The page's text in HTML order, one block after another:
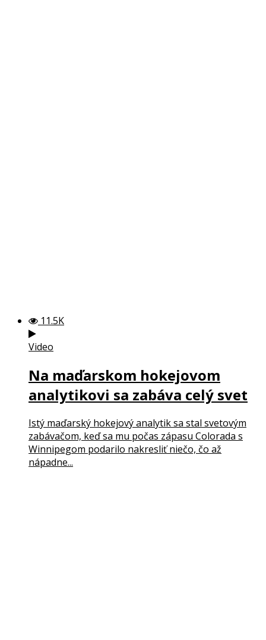
11.5K
Video
Na maďarskom hokejovom
analytikovi sa zabáva celý svet
Istý maďarský hokejový analytik sa stal svetovým
zabávačom, keď sa mu počas zápasu Colorada s
Winnipegom podarilo nakresliť niečo, čo až
nápadne...